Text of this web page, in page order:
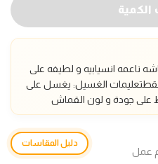
الكمية
ناعمه انسيابيه و لطيفه على
تعليمات الغسيل: يغسل على
على جودة و لون القماش
دليل المقاسات